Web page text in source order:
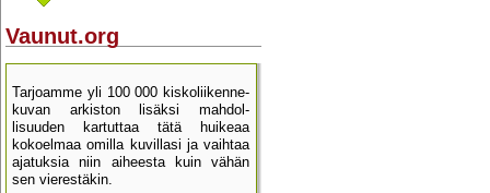
Vaunut.org
Tarjoamme yli 100 000 kisko­liikenne­
kuvan arkiston lisäksi mahdol­
lisuuden kartu­ttaa tätä huikeaa
kokoelmaa omilla kuvillasi ja vaihtaa
ajatuksia niin aiheesta kuin vähän
sen vierestäkin.